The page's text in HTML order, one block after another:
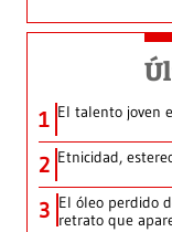
1 El talento joven
2 Etnicidad,
3 El óleo perdido
retrato que